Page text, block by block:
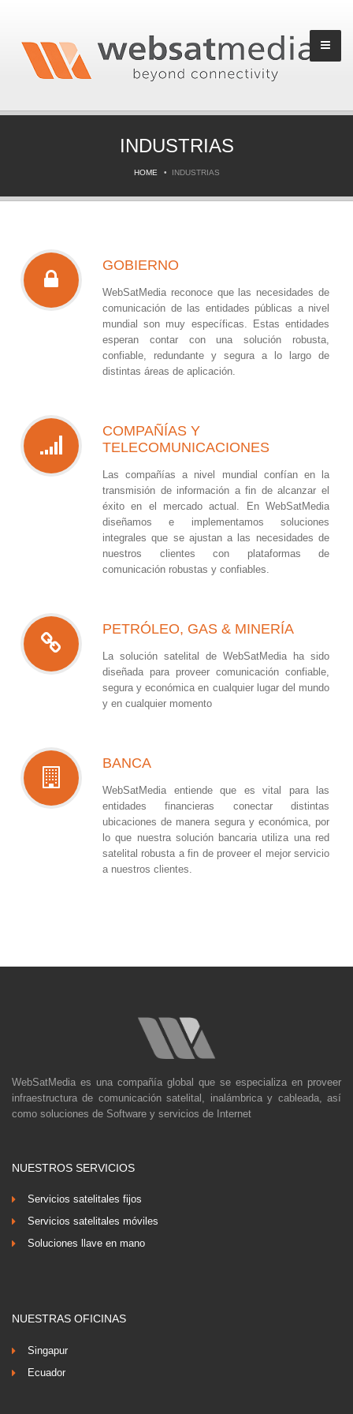
INDUSTRIAS
HOME INDUSTRIAS
GOBIERNO
WebSatMedia reconoce que las necesidades de
comunicación de las entidades públicas a nivel
mundial son muy específicas. Estas entidades
esperan contar con una solución robusta,
confiable, redundante y segura a lo largo de
distintas áreas de aplicación.
COMPAÑÍAS Y
TELECOMUNICACIONES
Las compañías a nivel mundial confían en la
transmisión de información a fin de alcanzar el
éxito en el mercado actual. En WebSatMedia
diseñamos e implementamos soluciones
integrales que se ajustan a las necesidades de
nuestros clientes con plataformas de
comunicación robustas y confiables.
PETRÓLEO, GAS & MINERÍA
La solución satelital de WebSatMedia ha sido
diseñada para proveer comunicación confiable,
segura y económica en cualquier lugar del mundo
y en cualquier momento
BANCA
WebSatMedia entiende que es vital para las
entidades financieras conectar distintas
ubicaciones de manera segura y económica, por
lo que nuestra solución bancaria utiliza una red
satelital robusta a fin de proveer el mejor servicio
a nuestros clientes.
WebSatMedia es una compañía global que se especializa en proveer
infraestructura de comunicación satelital, inalámbrica y cableada, así
como soluciones de Software y servicios de Internet
NUESTROS SERVICIOS
Servicios satelitales fijos
Servicios satelitales móviles
Soluciones llave en mano
NUESTRAS OFICINAS
Singapur
Ecuador